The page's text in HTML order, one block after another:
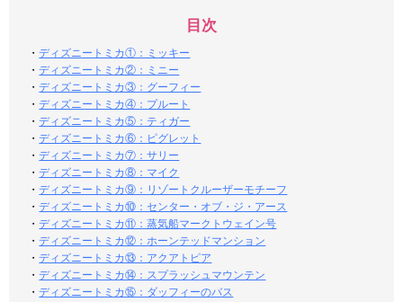
目次
・ディズニートミカ①：ミッキー
・ディズニートミカ②：ミニー
・ディズニートミカ③：グーフィー
・ディズニートミカ④：プルート
・ディズニートミカ⑤：ティガー
・ディズニートミカ⑥：ピグレット
・ディズニートミカ⑦：サリー
・ディズニートミカ⑧：マイク
・ディズニートミカ⑨：リゾートクルーザーモチーフ
・ディズニートミカ⑩：センター・オブ・ジ・アース
・ディズニートミカ⑪：蒸気船マークトウェイン号
・ディズニートミカ⑫：ホーンテッドマンション
・ディズニートミカ⑬：アクアトピア
・ディズニートミカ⑭：スプラッシュマウンテン
・ディズニートミカ⑮：ダッフィーのバス